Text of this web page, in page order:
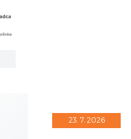
23. 7. 2026